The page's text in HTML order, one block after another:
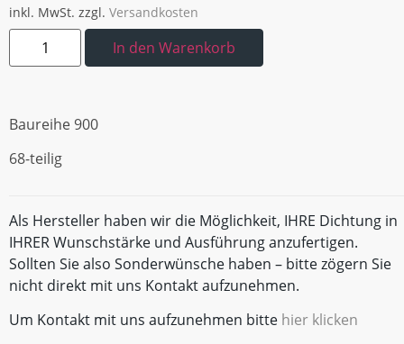
inkl. MwSt. zzgl. Versandkosten
In den Warenkorb
Baureihe 900
68-teilig
Als Hersteller haben wir die Möglichkeit, IHRE Dichtung in
IHRER Wunschstärke und Ausführung anzufertigen.
Sollten Sie also Sonderwünsche haben – bitte zögern Sie
nicht direkt mit uns Kontakt aufzunehmen.
Um Kontakt mit uns aufzunehmen bitte hier klicken